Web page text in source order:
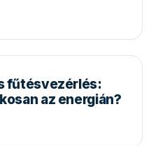
fűtésvezérlés:
az energián?